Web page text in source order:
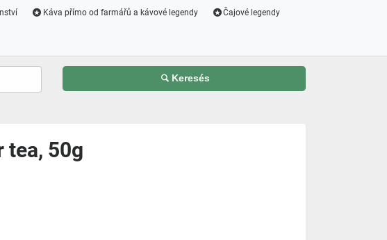
Káva přímo od farmářů a kávové legendy Čajové legendy
Keresés
tea, 50g